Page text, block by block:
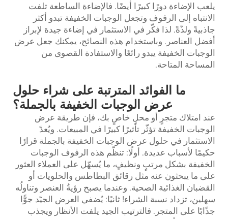
يلعب الإضاءة دورًا كبيرًا أيضًا. فالإضاءة الساطعة تلفت
الانتباه إلى الرفوف وتجعل الوجبات الخفيفة تبدو أكثر
جاذبيةً ولذّةً. لذا فكّر في الاستثمار في إضاءة جيدة لإبراز
أفضل العناصر. وباستخدام هذه النصائح، يمكنك جعل عرض
الوجبات الخفيفة يبدو رائعًا والاستفادة القصوى من
المساحة المتاحة.
ما الفوائد المترتبة على شراء حلول
عرض الوجبات الخفيفة بالجملة؟
عند امتلاك متجرٍ أو محلٍ خاصٍ بك، فإن طريقة عرض
الوجبات الخفيفة تؤثّر تأثيرًا كبيرًا في المبيعات. ويُعدّ
الاستثمار في حلول عرض الوجبات الخفيفة بالجملة قرارًا
حكيمًا لأسباب عديدة. أولًا: تنظّم هذه الرفوف الوجبات
الخفيفة بشكل مرتبٍ ونظيفٍ، ما يُسهّل على العملاء العثور
على ما يبحثون عنه مثل رقائق البطاطس والحلويات أو
القضبان الغذائية الصحية. وعندما يصبح رؤيةُ العنصر وتناولُه
سهلين، تزداد نسبة الشراء! ثانيًا: يُضفي العرض الجيّد جوًّا
جذّابًا على المتجر. فالترتيب الجيد يلفت الأنظار ويجذب